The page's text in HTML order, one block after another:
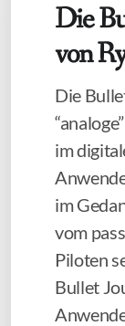
Die
von
Die
im
im
vom
Piloten
Bullet
• FÜR KINDER &
Für Kinder &
Für Kinder &
neurodivergent)
Für Eltern:
• ACHTSAMKEIT
Einführung in
Für Stress: